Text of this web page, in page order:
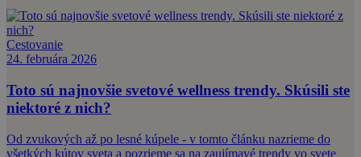
Cestovanie
24. februára 2026
Toto sú najnovšie svetové wellness trendy. Skúsili ste
niektoré z nich?
Od zvukových až po lesné kúpele - v tomto článku nazrieme do
všetkých kútov sveta a pozrieme sa na zaujímavé trendy vo svete